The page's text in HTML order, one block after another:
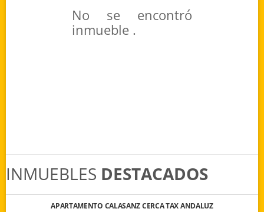
No se encontró
inmueble .
INMUEBLES DESTACADOS
APARTAMENTO CALASANZ CERCA TAX ANDALUZ